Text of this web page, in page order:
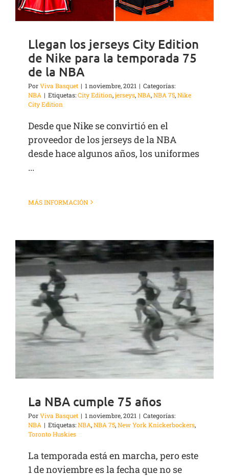
Llegan los jerseys City Edition
de Nike para la temporada 75
de la NBA
PorViva Basquet | 1 noviembre, 2021 | Categorías:
NBA | Etiquetas:City Edition,jerseys,NBA,NBA 75,Nike
City Edition
Desde que Nike se convirtió en el
proveedor de los jerseys de la NBA
desde hace algunos años, los uniformes
...
MÁS INFORMACIÓN
La NBA cumple 75 años
PorViva Basquet | 1 noviembre, 2021 | Categorías:
NBA | Etiquetas:NBA,NBA 75,New York Knickerbockers,
Toronto Huskies
La temporada está en marcha, pero este
1 de noviembre es la fecha que no se